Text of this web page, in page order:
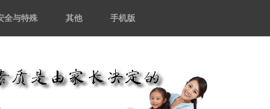
全与特殊 其他 手机版